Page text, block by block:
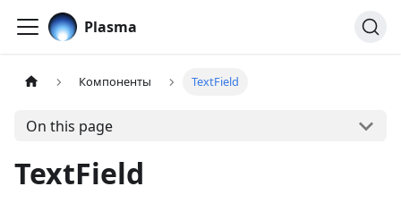
Plasma
Компоненты TextField
On this page
TextField